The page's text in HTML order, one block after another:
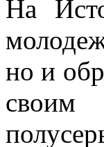
На
но и
своим